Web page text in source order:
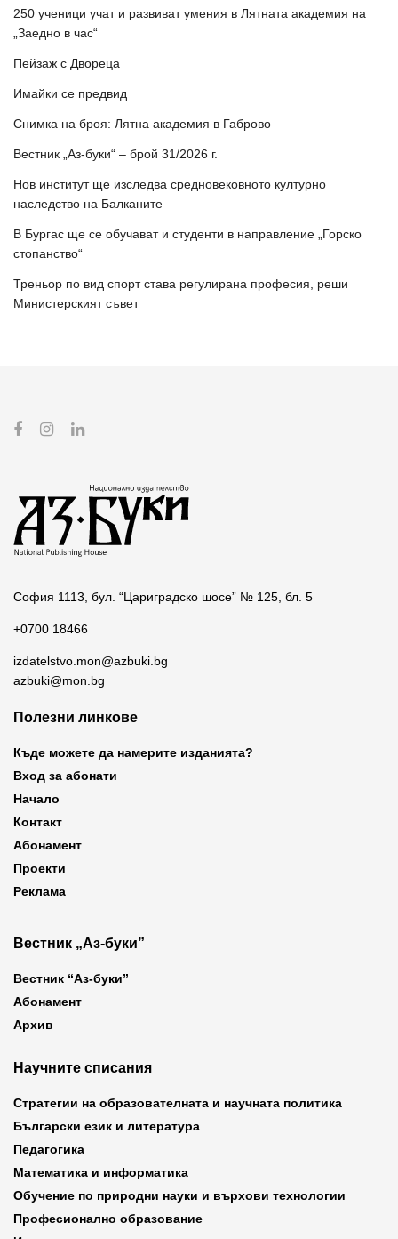
250 ученици учат и развиват умения в Лятната академия на
„Заедно в час“
Пейзаж с Двореца
Имайки се предвид
Снимка на броя: Лятна академия в Габрово
Вестник „Аз-буки“ – брой 31/2026 г.
Нов институт ще изследва средновековното културно
наследство на Балканите
В Бургас ще се обучават и студенти в направление „Горско
стопанство“
Треньор по вид спорт става регулирана професия, реши
Министерският съвет
София 1113, бул. “Цариградско шосе” № 125, бл. 5
+0700 18466
izdatelstvo.mon@azbuki.bg
azbuki@mon.bg
Полезни линкове
Къде можете да намерите изданията?
Вход за абонати
Начало
Контакт
Абонамент
Проекти
Реклама
Вестник „Аз-буки”
Вестник “Аз-буки”
Абонамент
Архив
Научните списания
Стратегии на образователната и научната политика
Български език и литература
Педагогика
Математика и информатика
Обучение по природни науки и върхови технологии
Професионално образование